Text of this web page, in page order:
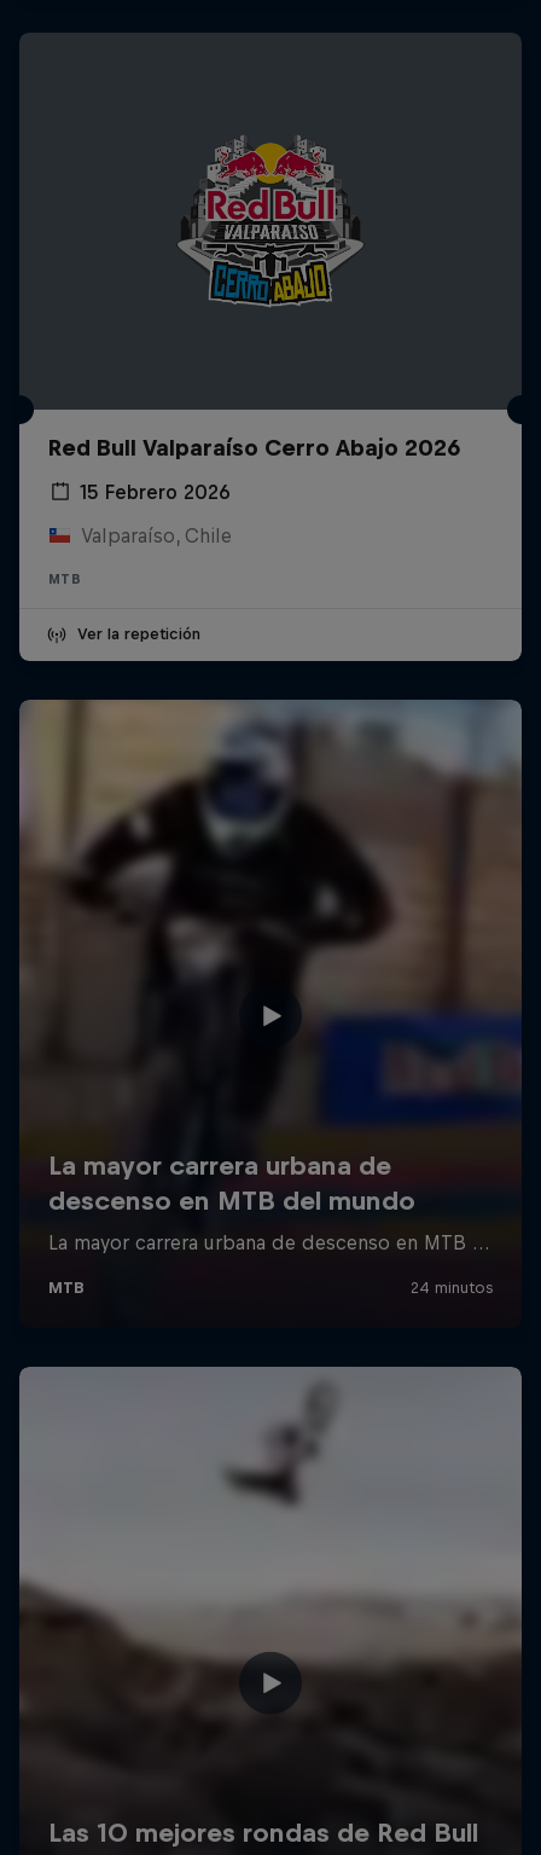
Red Bull Valparaíso Cerro Abajo 2026
15 Febrero 2026
Valparaíso, Chile
MTB
Ver la repetición